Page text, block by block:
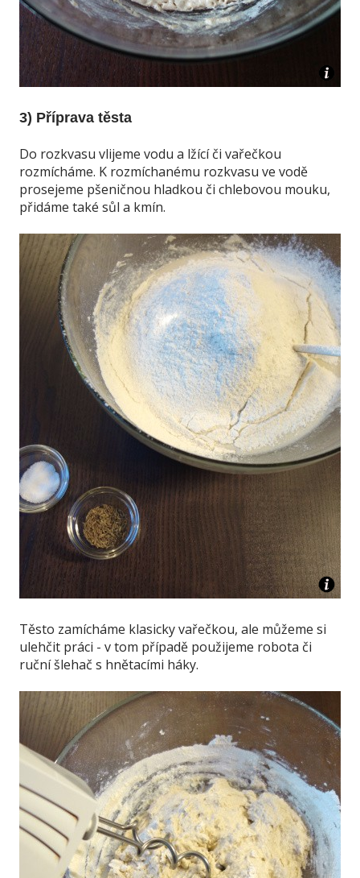
3) Příprava těsta
Do rozkvasu vlijeme vodu a lžící či vařečkou
rozmícháme. K rozmíchanému rozkvasu ve vodě
prosejeme pšeničnou hladkou či chlebovou mouku,
přidáme také sůl a kmín.
Těsto zamícháme klasicky vařečkou, ale můžeme si
ulehčit práci - v tom případě použijeme robota či
ruční šlehač s hnětacími háky.